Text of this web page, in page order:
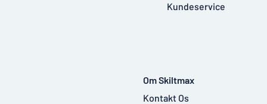
Kundeservice
Om Skiltmax
Kontakt Os